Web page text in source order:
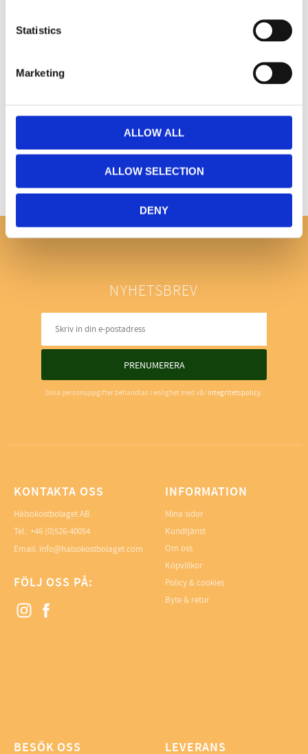
Statistics
Marketing
ALLOW ALL
ALLOW SELECTION
DENY
Bli den första att lämna ett omdöme.
NYHETSBREV
PRENUMERERA
Dina personuppgifter behandlas i enlighet med vår integritetspolicy.
KONTAKTA OSS
Hälsokostbolaget AB
Tel.: +46 (0)526-40054
Email: info@halsokostbolaget.com
FÖLJ OSS PÅ:
INFORMATION
Mina sidor
Kundtjänst
Om oss
Köpvillkor
Policy & cookies
Byte & retur
BESÖK OSS LEVERANS